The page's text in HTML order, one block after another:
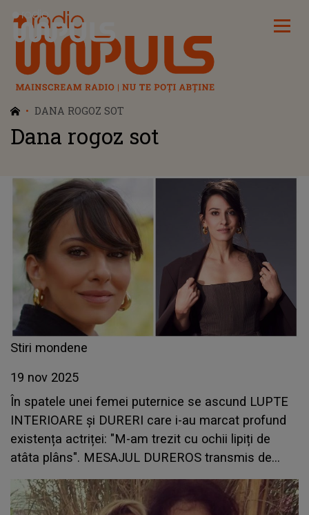
Radio Impuls
DANA ROGOZ SOT
Dana rogoz sot
Stiri mondene
19 nov 2025
În spatele unei femei puternice se ascund LUPTE
INTERIOARE și DURERI care i-au marcat profund
existența actriței: "M-am trezit cu ochii lipiți de
atâta plâns". MESAJUL DUREROS transmis de
Dana Rogoz. CE se întâmplă în viața ei: "Doare
teribil să ne..."